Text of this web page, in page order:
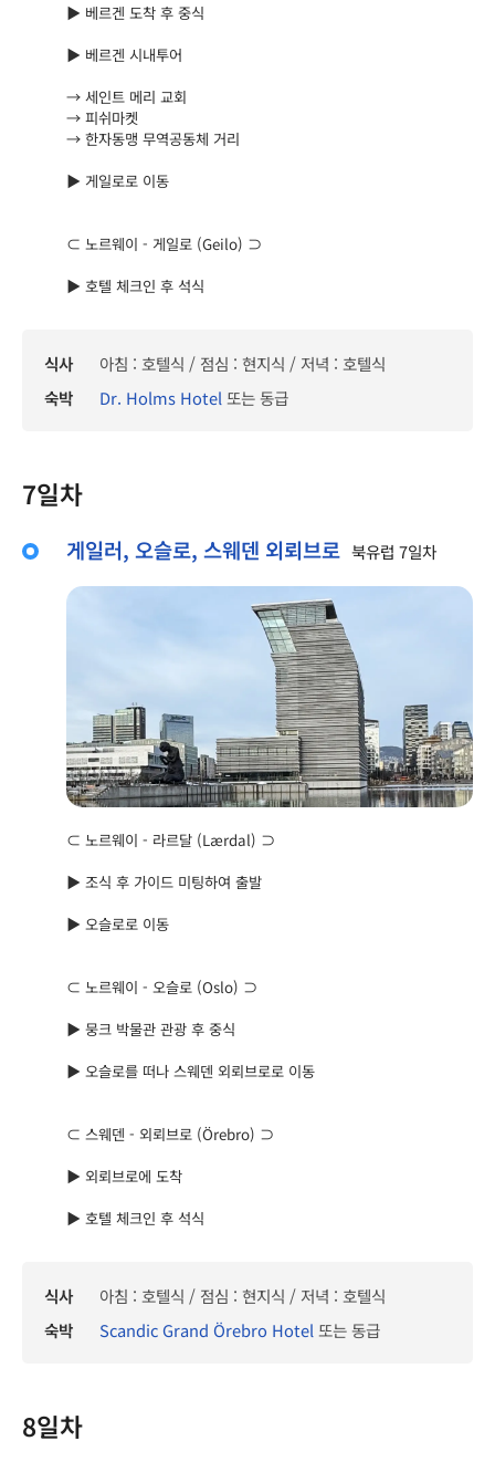
▶ 베르겐 도착 후 중식
▶ 베르겐 시내투어
→ 세인트 메리 교회
→ 피쉬마켓
→ 한자동맹 무역공동체 거리
▶ 게일로로 이동
⊂ 노르웨이 - 게일로 (Geilo) ⊃
▶ 호텔 체크인 후 석식
식사
아침 : 호텔식 / 점심 : 현지식 / 저녁 : 호텔식
숙박
Dr. Holms Hotel 또는 동급
7일차
게일러, 오슬로, 스웨덴 외뢰브로 북유럽 7일차
⊂ 노르웨이 - 라르달 (Lærdal) ⊃
▶ 조식 후 가이드 미팅하여 출발
▶ 오슬로로 이동
⊂ 노르웨이 - 오슬로 (Oslo) ⊃
▶ 뭉크 박물관 관광 후 중식
▶ 오슬로를 떠나 스웨덴 외뢰브로로 이동
⊂ 스웨덴 - 외뢰브로 (Örebro) ⊃
▶ 외뢰브로에 도착
▶ 호텔 체크인 후 석식
식사
아침 : 호텔식 / 점심 : 현지식 / 저녁 : 호텔식
숙박
Scandic Grand Örebro Hotel 또는 동급
8일차